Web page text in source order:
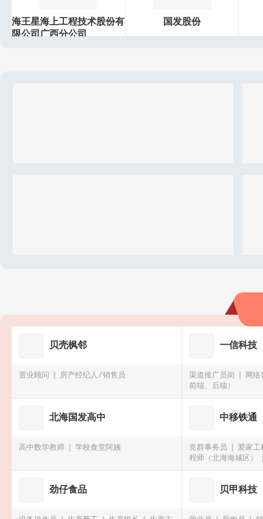
海王星海上工程技术股份有
限公司广西分公司
国发股份
贝壳枫邻
置业顾问 房产经纪人/销售员
一信科技
渠道推广员岗
网络
前端、后端）
北海国发高中
高中数学教师 学校食堂阿姨
中移铁通
党群事务员
爱家工
程师（北海海城区）
劲仔食品 贝甲科技